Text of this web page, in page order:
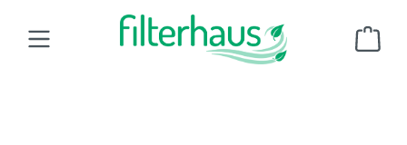
Zum Hauptinhalt springen